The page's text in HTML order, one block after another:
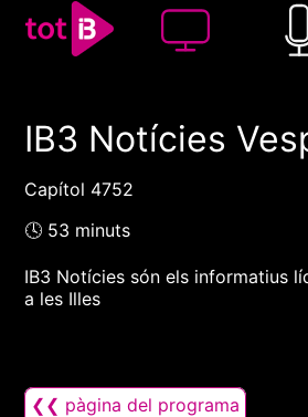
00:00 00:00
IB3 Notícies
Capítol 4752
🕓 53 minuts
IB3 Notícies són els informatius
a les Illes
❮❮ pàgina del programa